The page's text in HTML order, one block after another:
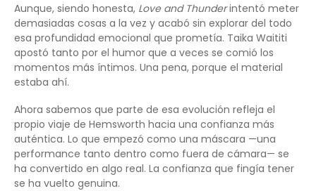
Aunque, siendo honesta, Love and Thunderintentó meter
demasiadas cosas a la vez y acabó sin explorar del todo
esa profundidad emocional que prometía. Taika Waititi
apostó tanto por el humor que a veces se comió los
momentos más íntimos. Una pena, porque el material
estaba ahí.
Ahora sabemos que parte de esa evolución refleja el
propio viaje de Hemsworth hacia una confianza más
auténtica. Lo que empezó como una máscara —una
performance tanto dentro como fuera de cámara— se
ha convertido en algo real. La confianza que fingía tener
se ha vuelto genuina.